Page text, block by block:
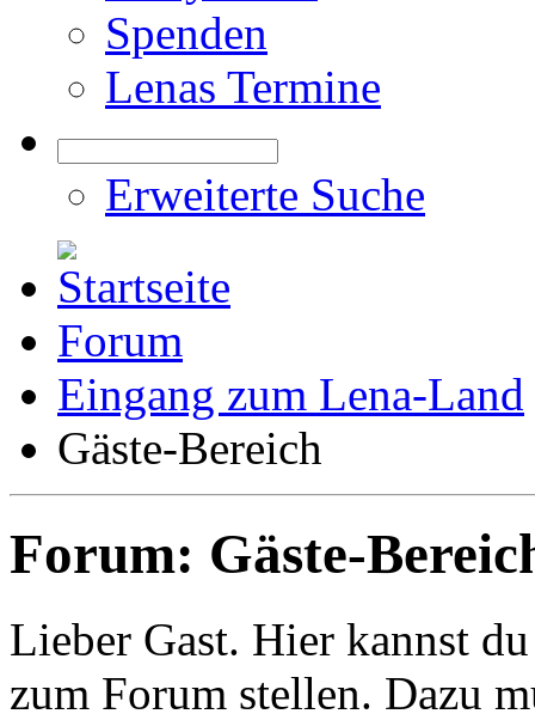
Spenden
Lenas Termine
Erweiterte Suche
Forum
Eingang zum Lena-Land
Gäste-Bereich
Forum: Gäste-
Lieber Gast. Hier kannst
zum Forum stellen. Dazu